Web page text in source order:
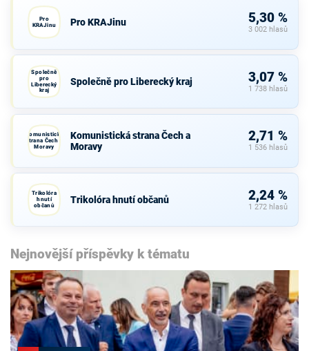
Pro
KRAJinu
Pro KRAJinu 5,30 %
3 002 hlasů
Společně
pro
Liberecký
kraj
Společně pro Liberecký kraj 3,07 %
1 738 hlasů
Komunistická
strana Čech a
Moravy
Komunistická strana Čech a
Moravy
2,71 %
1 536 hlasů
Trikolóra
hnutí
občanů
Trikolóra hnutí občanů 2,24 %
1 272 hlasů
Nejnovější příspěvky k tématu